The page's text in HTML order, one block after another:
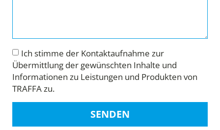
Ich stimme der Kontaktaufnahme zur
Übermittlung der gewünschten Inhalte und
Informationen zu Leistungen und Produkten von
TRAFFA zu.
SENDEN